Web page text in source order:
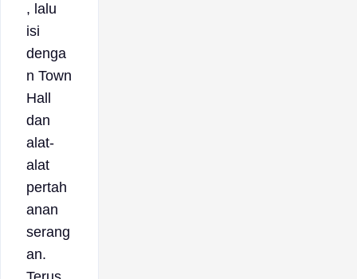
, lalu
isi
denga
n Town
Hall
dan
alat-
alat
pertah
anan
serang
an.